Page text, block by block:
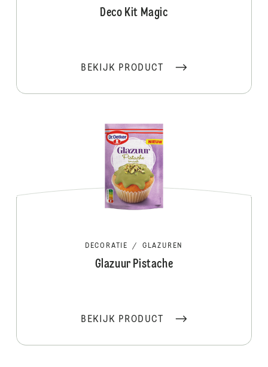
Deco Kit Magic
BEKIJK PRODUCT
DECORATIE / GLAZUREN
Glazuur Pistache
BEKIJK PRODUCT